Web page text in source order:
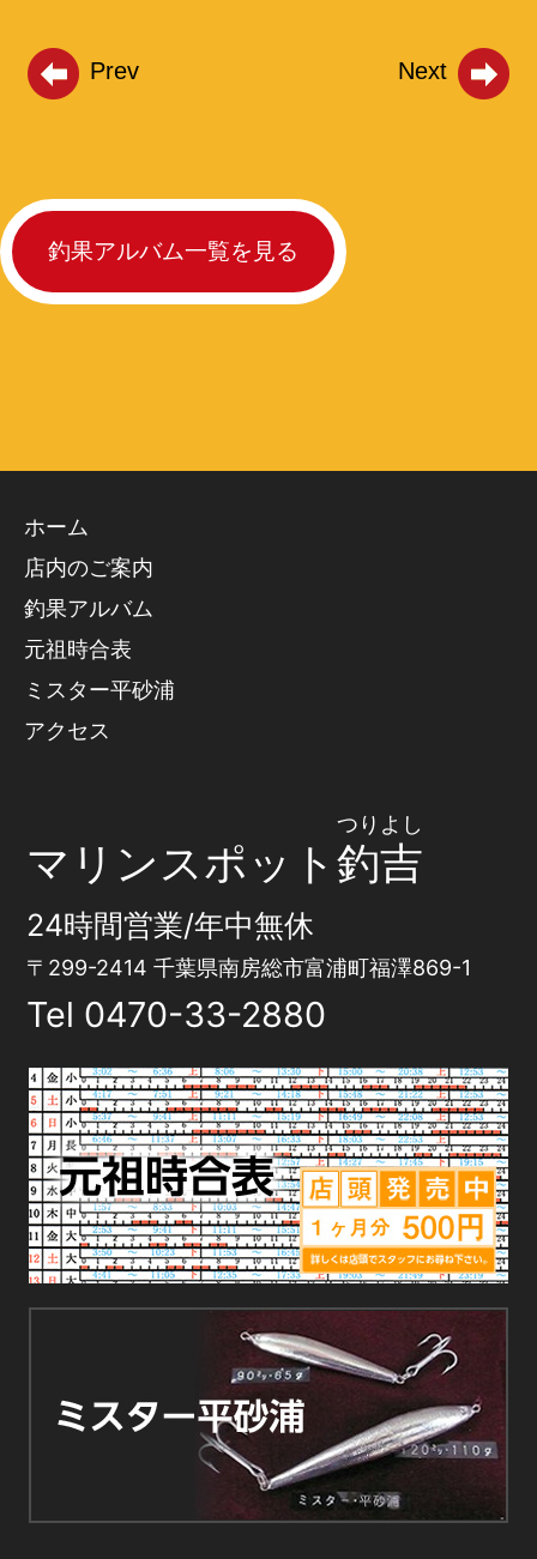
Prev Next
釣果アルバム一覧を見る
ホーム
店内のご案内
釣果アルバム
元祖時合表
ミスター平砂浦
アクセス
マリンスポット釣吉
つりよし
24時間営業/年中無休
〒299-2414 千葉県南房総市富浦町福澤869-1
Tel 0470-33-2880